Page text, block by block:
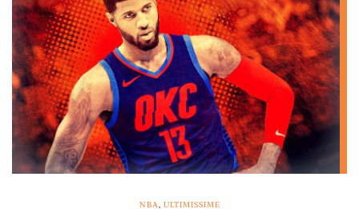
NBA, ULTIMISSIME